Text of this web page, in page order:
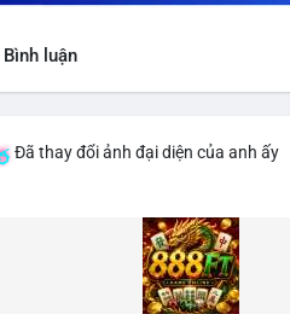
Bình luận
Đã thay đổi ảnh đại diện của anh ấy